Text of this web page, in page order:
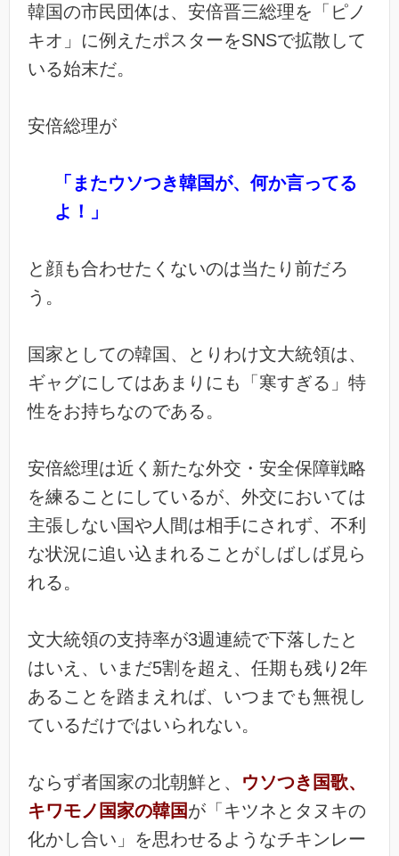
韓国の市民団体は、安倍晋三総理を「ピノ
キオ」に例えたポスターをSNSで拡散して
いる始末だ。
安倍総理が
「またウソつき韓国が、何か言ってる
よ！」
と顔も合わせたくないのは当たり前だろ
う。
国家としての韓国、とりわけ文大統領は、
ギャグにしてはあまりにも「寒すぎる」特
性をお持ちなのである。
安倍総理は近く新たな外交・安全保障戦略
を練ることにしているが、外交においては
主張しない国や人間は相手にされず、不利
な状況に追い込まれることがしばしば見ら
れる。
文大統領の支持率が3週連続で下落したと
はいえ、いまだ5割を超え、任期も残り2年
あることを踏まえれば、いつまでも無視し
ているだけではいられない。
ならず者国家の北朝鮮と、 ウソつき国歌、
キワモノ国家の韓国が「キツネとタヌキの
化かし合い」を思わせるようなチキンレー